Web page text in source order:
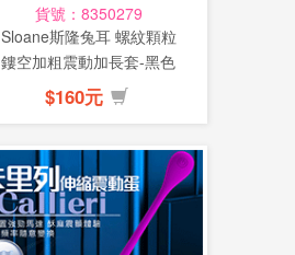
貨號：8350279
Sloane斯隆兔耳 螺紋顆粒
鏤空加粗震動加長套-黑色
(特)
$160元